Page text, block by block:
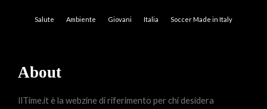
Salute Ambiente Giovani Italia Soccer Made in Italy
About
IlTime.it è la webzine di riferimento per chi desidera